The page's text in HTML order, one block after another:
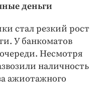
деньги
стал резкий рост
У банкоматов
Несмотря
наличность
ажиотажного